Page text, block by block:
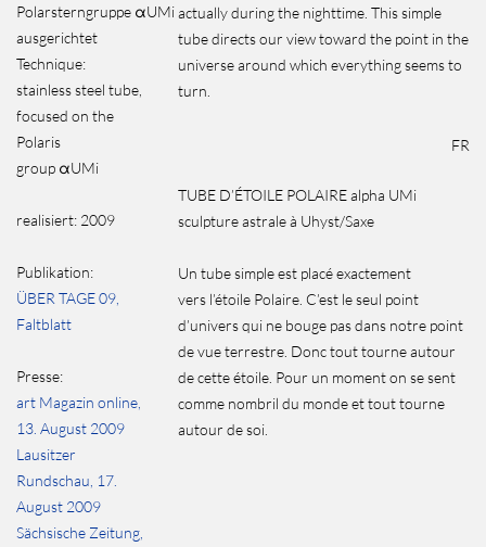
Polarsterngruppe αUMi
ausgerichtet
Technique:
stainless steel tube,
focused on the
Polaris
group αUMi
realisiert: 2009
Publikation:
ÜBER TAGE 09,
Faltblatt
Presse:
art Magazin online,
13. August 2009
Lausitzer
Rundschau, 17.
August 2009
Sächsische Zeitung,
actually during the nighttime. This simple
tube directs our view toward the point in the
universe around which everything seems to
turn.
FR
TUBE D’ÉTOILE POLAIRE alpha UMi
sculpture astrale à Uhyst/Saxe
Un tube simple est placé exactement
vers l’étoile Polaire. C’est le seul point
d’univers qui ne bouge pas dans notre point
de vue terrestre. Donc tout tourne autour
de cette étoile. Pour un moment on se sent
comme nombril du monde et tout tourne
autour de soi.